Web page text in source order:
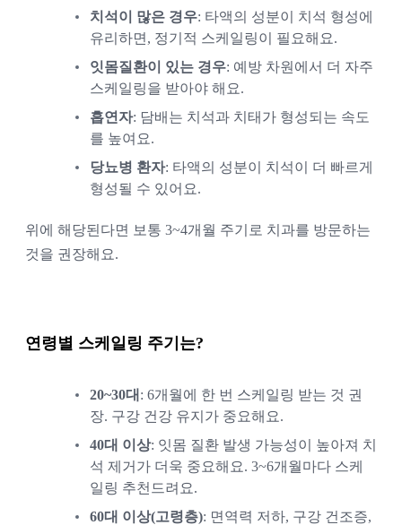
치석이 많은 경우: 타액의 성분이 치석 형성에
유리하면, 정기적 스케일링이 필요해요.
잇몸질환이 있는 경우: 예방 차원에서 더 자주
스케일링을 받아야 해요.
흡연자: 담배는 치석과 치태가 형성되는 속도
를 높여요.
당뇨병 환자: 타액의 성분이 치석이 더 빠르게
형성될 수 있어요.
위에 해당된다면 보통 3~4개월 주기로 치과를 방문하는
것을 권장해요.
연령별 스케일링 주기는?
20~30대 : 6개월에 한 번 스케일링 받는 것 권
장. 구강 건강 유지가 중요해요.
40대 이상: 잇몸 질환 발생 가능성이 높아져 치
석 제거가 더욱 중요해요. 3~6개월마다 스케
일링 추천드려요.
60대 이상(고령층): 면역력 저하, 구강 건조증,